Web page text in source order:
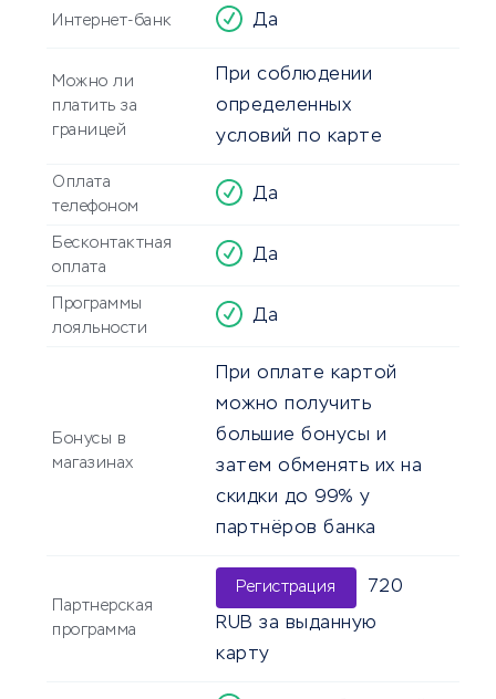
Интернет-банк Да
Можно ли
платить за
границей
При соблюдении
определенных
условий по карте
Оплата
телефоном
Да
Бесконтактная
оплата
Да
Программы
лояльности
Да
Бонусы в
магазинах
При оплате картой
можно получить
большие бонусы и
затем обменять их на
скидки до 99% у
партнёров банка
Партнерская
программа
Регистрация 720
RUB за выданную
карту